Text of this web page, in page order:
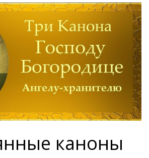
каноны